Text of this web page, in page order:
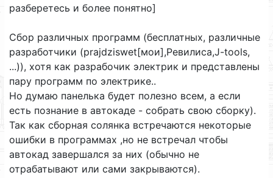
разберетесь и более понятно]
Сбор различных программ (бесплатных, различные
разработчики (prajdziswet[мои],Ревилиса,J-tools,
...)), хотя как разрабочик электрик и представлены
пару программ по электрике..
Но думаю панелька будет полезно всем, а если
есть познание в автокаде - собрать свою сборку).
Так как сборная солянка встречаются некоторые
ошибки в программах ,но не встречал чтобы
автокад завершался за них (обычно не
отрабатывают или сами закрываются).